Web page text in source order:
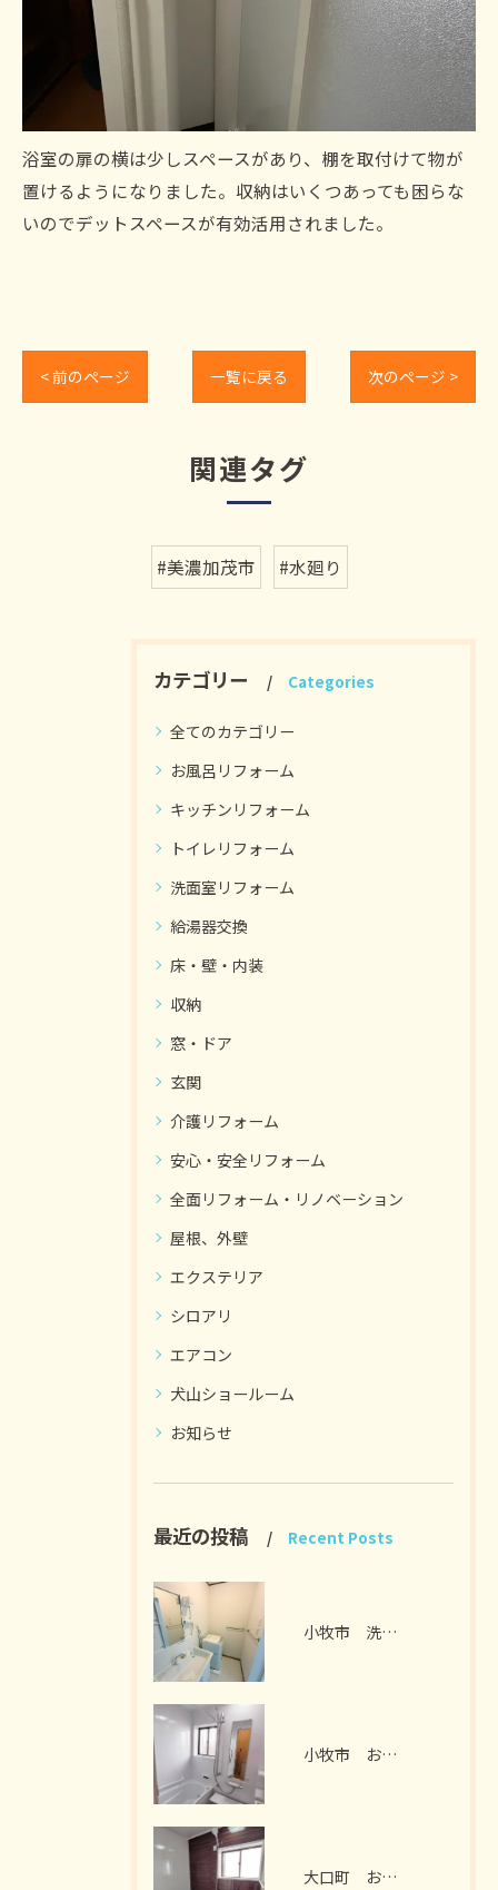
浴室の扉の横は少しスペースがあり、棚を取付けて物が
置けるようになりました。収納はいくつあっても困らな
いのでデットスペースが有効活用されました。
< 前のページ 一覧に戻る 次のページ >
関連タグ
#美濃加茂市 #水廻り
カテゴリー Categories
全てのカテゴリー
お風呂リフォーム
キッチンリフォーム
トイレリフォーム
洗面室リフォーム
給湯器交換
床・壁・内装
収納
窓・ドア
玄関
介護リフォーム
安心・安全リフォーム
全面リフォーム・リノベーション
屋根、外壁
エクステリア
シロアリ
エアコン
犬山ショールーム
お知らせ
最近の投稿 Recent Posts
小牧市 洗面脱衣室リフォーム I様邸 2026年7月
小牧市 お風呂リフォーム I様邸 2026年7月
大口町 お風呂リフォーム M様邸 2026年7月